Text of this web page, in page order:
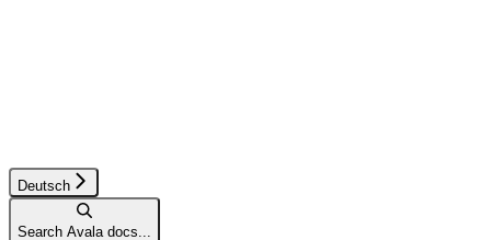
Deutsch
Search Avala docs...